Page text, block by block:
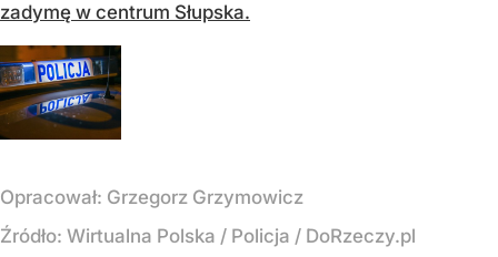
zadymę w centrum Słupska.
Opracował: Grzegorz Grzymowicz
Źródło: Wirtualna Polska / Policja / DoRzeczy.pl